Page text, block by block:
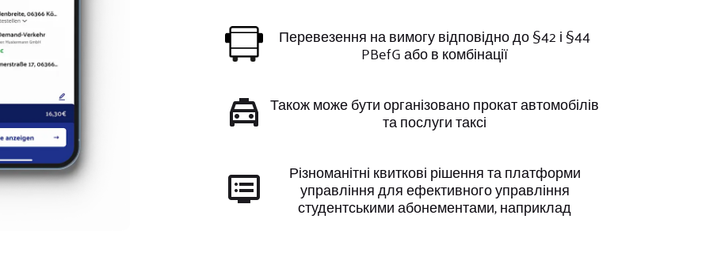
Перевезення на вимогу відповідно до §42 і §44
PBefG або в комбінації
Також може бути організовано прокат автомобілів
та послуги таксі
Різноманітні квиткові рішення та платформи
управління для ефективного управління
студентськими абонементами, наприклад